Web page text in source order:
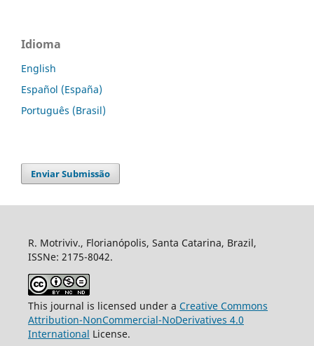
Idioma
English
Español (España)
Português (Brasil)
Enviar Submissão
R. Motriviv., Florianópolis, Santa Catarina, Brazil,
ISSNe: 2175-8042.
This journal is licensed under a Creative Commons
Attribution-NonCommercial-NoDerivatives 4.0
International License.